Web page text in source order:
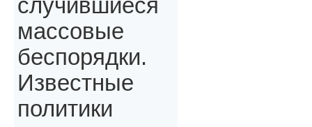
случившиеся
массовые
беспорядки.
Известные
политики